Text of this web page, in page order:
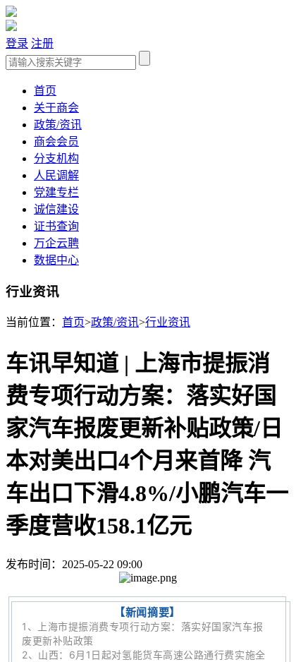
登录 注册
首页
关于商会
政策/资讯
商会会员
分支机构
人民调解
党建专栏
诚信建设
证书查询
万企云聘
数据中心
行业资讯
当前位置： 首页>政策/资讯>行业资讯
车讯早知道 | 上海市提振消
费专项行动方案：落实好国
家汽车报废更新补贴政策/日
本对美出口4个月来首降 汽
车出口下滑4.8%/小鹏汽车一
季度营收158.1亿元
发布时间：2025-05-22 09:00
【新闻摘要】
1、
上海市提振消费专项行动方案：落实好国家汽车报
废更新补贴政策
2、 山西：6月1日起对氢能货车高速公路通行费实施全